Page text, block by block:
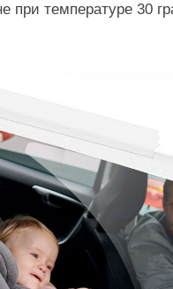
при температуре 30